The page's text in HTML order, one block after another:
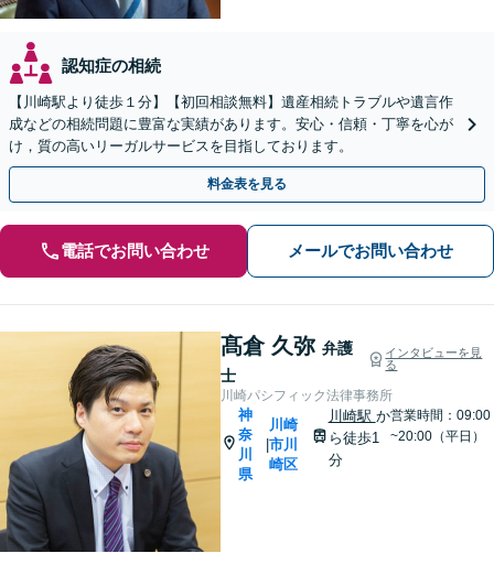
認知症の相続
【川崎駅より徒歩１分】【初回相談無料】遺産相続トラブルや遺言作
成などの相続問題に豊富な実績があります。安心・信頼・丁寧を心が
け，質の高いリーガルサービスを目指しております。
料金表を見る
電話でお問い合わせ メールでお問い合わせ
髙倉 久弥 弁護
士
インタビューを見
る
川崎パシフィック法律事務所
神
奈
川
県
|
川崎
市川
崎区
川崎駅 か
ら徒歩1
分
営業時間：09:00
~20:00（平日）